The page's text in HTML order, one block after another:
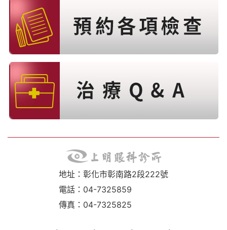
地址：彰化市彰南路2段222號
電話：04-7325859
傳真：04-7325825